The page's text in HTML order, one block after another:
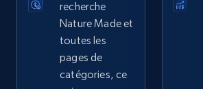
more.
recherche
Nature Made et
toutes les
pages de
catégories, ce